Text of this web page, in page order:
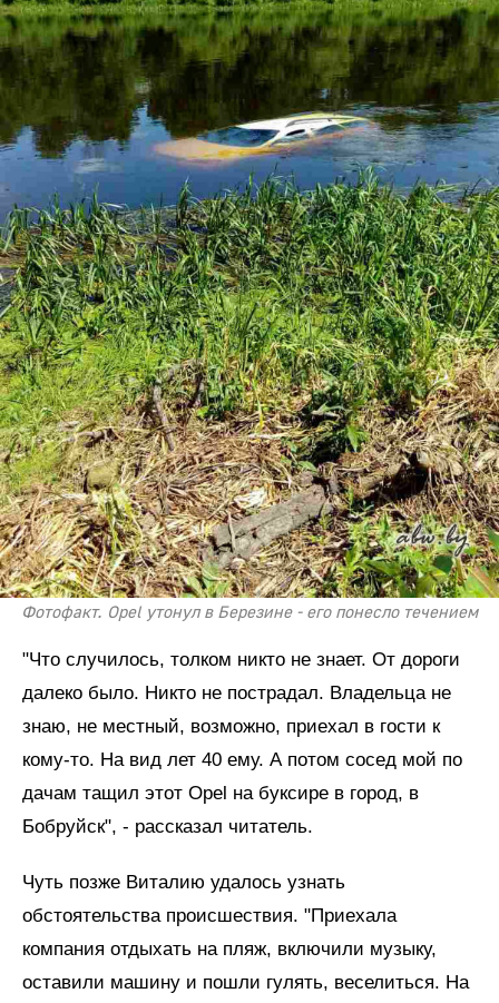
Фотофакт. Opel утонул в Березине - его понесло течением
"Что случилось, толком никто не знает. От дороги
далеко было. Никто не пострадал. Владельца не
знаю, не местный, возможно, приехал в гости к
кому-то. На вид лет 40 ему. А потом сосед мой по
дачам тащил этот Opel на буксире в город, в
Бобруйск", - рассказал читатель.
Чуть позже Виталию удалось узнать
обстоятельства происшествия. "Приехала
компания отдыхать на пляж, включили музыку,
оставили машину и пошли гулять, веселиться. На